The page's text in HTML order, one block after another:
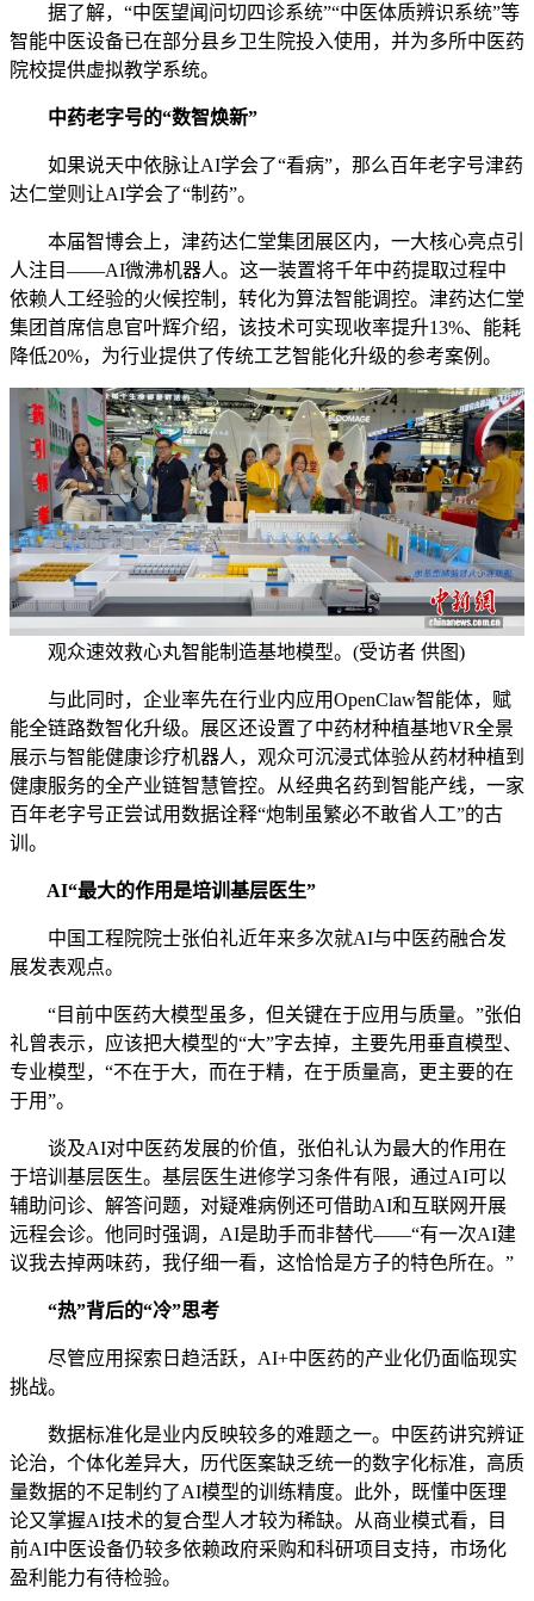
据了解，“中医望闻问切四诊系统”“中医体质辨识系统”等
智能中医设备已在部分县乡卫生院投入使用，并为多所中医药
院校提供虚拟教学系统。
中药老字号的“数智焕新”
如果说天中依脉让AI学会了“看病”，那么百年老字号津药
达仁堂则让AI学会了“制药”。
本届智博会上，津药达仁堂集团展区内，一大核心亮点引
人注目——AI微沸机器人。这一装置将千年中药提取过程中
依赖人工经验的火候控制，转化为算法智能调控。津药达仁堂
集团首席信息官叶辉介绍，该技术可实现收率提升13%、能耗
降低20%，为行业提供了传统工艺智能化升级的参考案例。
观众速效救心丸智能制造基地模型。(受访者 供图)
与此同时，企业率先在行业内应用OpenClaw智能体，赋
能全链路数智化升级。展区还设置了中药材种植基地VR全景
展示与智能健康诊疗机器人，观众可沉浸式体验从药材种植到
健康服务的全产业链智慧管控。从经典名药到智能产线，一家
百年老字号正尝试用数据诠释“炮制虽繁必不敢省人工”的古
训。
AI“最大的作用是培训基层医生”
中国工程院院士张伯礼近年来多次就AI与中医药融合发
展发表观点。
“目前中医药大模型虽多，但关键在于应用与质量。”张伯
礼曾表示，应该把大模型的“大”字去掉，主要先用垂直模型、
专业模型，“不在于大，而在于精，在于质量高，更主要的在
于用”。
谈及AI对中医药发展的价值，张伯礼认为最大的作用在
于培训基层医生。基层医生进修学习条件有限，通过AI可以
辅助问诊、解答问题，对疑难病例还可借助AI和互联网开展
远程会诊。他同时强调，AI是助手而非替代——“有一次AI建
议我去掉两味药，我仔细一看，这恰恰是方子的特色所在。”
“热”背后的“冷”思考
尽管应用探索日趋活跃，AI+中医药的产业化仍面临现实
挑战。
数据标准化是业内反映较多的难题之一。中医药讲究辨证
论治，个体化差异大，历代医案缺乏统一的数字化标准，高质
量数据的不足制约了AI模型的训练精度。此外，既懂中医理
论又掌握AI技术的复合型人才较为稀缺。从商业模式看，目
前AI中医设备仍较多依赖政府采购和科研项目支持，市场化
盈利能力有待检验。